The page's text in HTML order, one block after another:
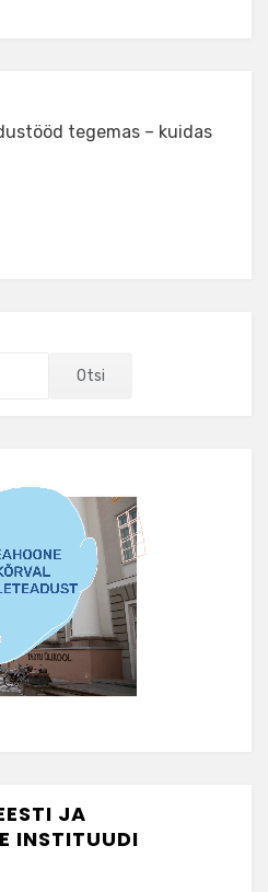
tegemas – kuidas
Otsi
JA
INSTITUUDI